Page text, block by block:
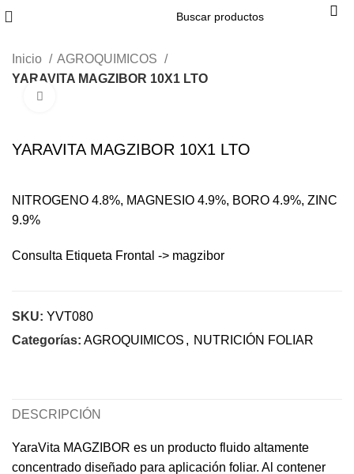
Inicio
AGROQUIMICOS
YARAVITA MAGZIBOR 10X1 LTO
YARAVITA MAGZIBOR 10X1 LTO
NITROGENO 4.8%, MAGNESIO 4.9%, BORO 4.9%, ZINC
9.9%
Consulta Etiqueta Frontal -> magzibor
SKU: YVT080
Categorías: AGROQUIMICOS , NUTRICIÓN FOLIAR
DESCRIPCIÓN
YaraVita MAGZIBOR es un producto fluido altamente
concentrado diseñado para aplicación foliar. Al contener